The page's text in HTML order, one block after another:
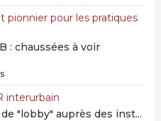
pionnier pour les pratiques
: chaussées à voir
interurbain
"lobby" auprès des inst...